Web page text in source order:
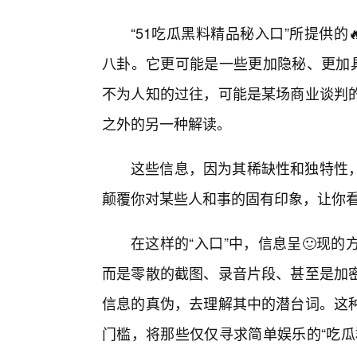
“51吃瓜黑料精品秘入口”所提供
八卦。它更可能是一些更加隐秘、更
不为人知的过往，可能是某场商业谈
之外的另一种解读。
这些信息，因为其稀缺性和独特性
颠覆你对某些人和事的固有印象，让你
在这样的“入口”中，信息呈🙂现
而是零散的截图、录音片段、甚至是
信息的真伪，去理解其中的潜台词。
门槛，将那些仅仅寻求简单娱乐的“吃